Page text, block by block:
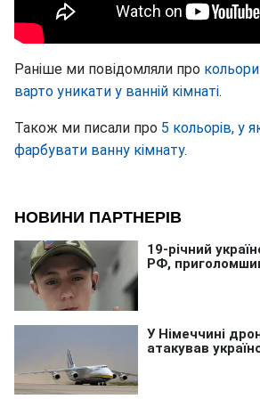
Раніше ми повідомляли про
варто уникати у ванній кімнаті.
Також ми писали про 5 кольорів, у
фарбувати ванну кімнату.